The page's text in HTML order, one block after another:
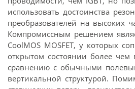
использовать достоинства
преобразователей на высоких
Компромиссным решением
CoolMOS MOSFET, у которых
открытом состоянии более
сравнению с обычными
вертикальной структурой.